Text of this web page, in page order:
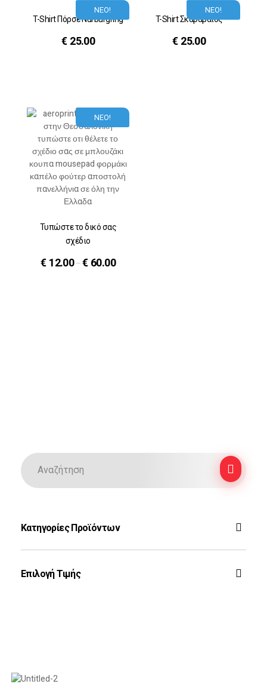
ΝΕΟ!
T-Shirt Πόρσε Nurburgring
€ 25.00
ΝΕΟ!
T-Shirt Σκαραβαίος
€ 25.00
ΝΕΟ!
Τυπώστε το δικό σας
σχέδιο
€ 12.00–€ 60.00
Κατηγορίες Προϊόντων
Ζεύς
Mirage 2000
Επιλογή Τιμής